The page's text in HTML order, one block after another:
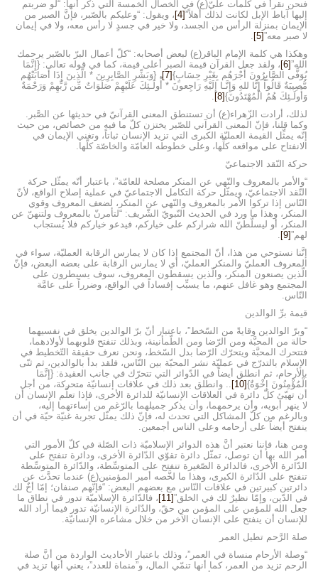
فنحن نقرأ في كلمات عليّ(ع) في الخصال الخمسة التي ذكر أنها: “لو ضربتم
إليها آباط الإبل لكانت لذلك أهلاً”[4]
، ويقول: “وعليكم بالصّبر، فإنَّ الصبر من
الإيمان بمنزلة الرأس من الجسد، ولا خير في جسدٍ لا رأس معه، ولا في إيمان
لا صبر معه”[5]
.
وهكذا هي كلمة الإمام الباقر(ع) لبعض أصحابه: “كلّ أعمال البرّ بالصّبر يرحمك
الله”[6]
، ولقد جعل القرآن قيمة الصبر أعلى قيمة، كما في قوله تعالى: {إِنَّمَا
يُوَفَّى الصَّابِرُونَ أَجْرَهُم بِغَيْرِ حِسَابٍ}[7]
، {وَبَشِّرِ الصَّابِرِينَ * الَّذِينَ إِذَا أَصَابَتْهُم
مُّصِيبَةٌ قَالُواْ إِنَّا للهِ وَإِنَّـا إِلَيْهِ رَاجِعونَ * أُولَـئِكَ عَلَيْهِمْ صَلَوَاتٌ مِّن رَّبِّهِمْ وَرَحْمَةٌ
وَأُولَـئِكَ هُمُ الْمُهْتَدُونَ}[8]
.
لذلك، أرادت الزّهراء(ع) أن تستنطق المعنى القرآنيّ في حديثها عن الصَّبر.
وكما قلنا، فإنّ المعنى القرآني للصّبر يختزن كلّ ما فيه من خصائص، من حيث
إنّه يمثِّل القيمة العمليّة الكبرى التي تزيد الإنسان ثباتاً، وتغني الإيمان في
الانفتاح على مواقعه كلِّها، وعلى خطوطه العامّة والخاصّة كلّها.
حركة النّقد الاجتماعيّ
“والأمر بالمعروف والنّهي عن المنكر مصلحة للعامّة”، باعتبار أنّه يمثّل حركة
النّقد الاجتماعيّ، ويمثّل حركة التكامل الاجتماعيّ في عملية إصلاح الواقع، لأنّ
النّاس إذا تركوا الأمر بالمعروف والنّهي عن المنكر، لضعف المعروف وقوي
المنكر، وهذا ما ورد في الحديث النّبويّ الشّريف: “لتأمرنّ بالمعروف ولتنهنّ عن
المنكر، أو ليسلّطنّ الله شراركم على خياركم، فيدعو خياركم فلا يُستجاب
لهم”[9]
.
إنَّنا نستوحي من هذا، أنّ المجتمع إذا كان لا يمارس الرقابة العمليّة، سواء في
المعروف العمليّ والمنكر العمليّ، أي لا يمارس الرقابة على بعضه البعض، فإنّ
الّذين يصنعون المنكر، والّذين يسقطون المعروف، سوف يسيطرون على
المجتمع وهو غافل عنهم، ما يسبِّب إفساداً في الواقع، وضرراً على عامَّة
النّاس.
قيمة برِّ الوالدين
“وبرّ الوالدين وقايةً من السّخط”، باعتبار أنّ برّ الوالدين يخلق في نفسيهما
حالة من المحبَّة ومن الرّضا ومن الطّمأنينة، وبذلك تنفتح قلوبهما لأولادهما،
فتتحرك المحبَّة ويتحرّك الرّضا بدل السّخط، ونحن نعرف حقيقة التّخطيط في
الإسلام بالتدرّج في عمليّة نشر المحبّة بين النّاس، فلقد بدأ بالوالدين، ثم ثنّى
بالأرحام، ثم انطلق أيضاً في الدّوائر التي تتحرّك في جانب العقيدة: {إِنَّمَا
الْمُؤْمِنُونَ إِخْوَةٌ}[10]
.. وانطلق بعد ذلك في علاقات إنسانيّة متحركة، من أجل
أن تهيّئ كلّ دائرة في العلاقات الإنسانيّة للدائرة الأخرى، فإذا تعلَّم الإنسان أن
لا ينهر أبويه، وأن يرحمهما، وأن يذكر جميلهما بالرّغم من إساءتهما إليه،
وبالرغم من كلّ المشاكل التي تحدث له، فإنّ ذلك يمثّل تجربة غنيّة حيّة في أن
ينفتح أيضاً على أرحامه وعلى الناس أجمعين.
ومن هنا، فإننا نعتبر أنَّ هذه الدوائر الإسلاميّة ذات الصّلة في كلّ الأمور التي
أمر الله بها أن توصل، تمثّل دائرة تقوّي الدّائرة الأخرى، ودائرة تنفتح على
الدّائرة الأخرى، فالدائرة الصّغيرة تنفتح على المتوسِّطة، والدّائرة المتوسِّطة
تنفتح على الدّائرة الكبرى، وهذا ما لخَّصه أمير المؤمنين(ع) عندما تحدَّث عن
دائرتين كبيرتين في علاقات النّاس مع بعضهم البعض: “فإنّهم صنفان؛ إمّا أخٌ لك
في الدّين، وإمّا نظيرٌ لك في الخلق”[11]
، فالدّائرة الإسلاميّة تدور في نطاق ما
جعل الله للمؤمن على المؤمن من حقّ، والدّائرة الإنسانيّة تدور فيما أراد الله
للإنسان أن ينفتح على الإنسان الآخر من خلال مشاعره الإنسانيّة.
صلة الرَّحم تطيل العمر
“وصلة الأرحام منساة في العمر”، وذلك باعتبار الأحاديث الواردة من أنَّ صلة
الرحم تزيد من العمر، كما أنها تنمّي المال، و”منماة للعدد”، يعني أنها تزيد في